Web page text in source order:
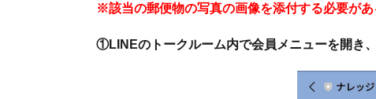
※該当の郵便物の写真の画像を添付する必要が
①LINEのトークルーム内で会員メニューを開き